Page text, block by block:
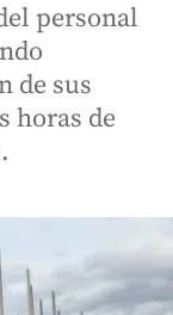
personal
de sus
horas de